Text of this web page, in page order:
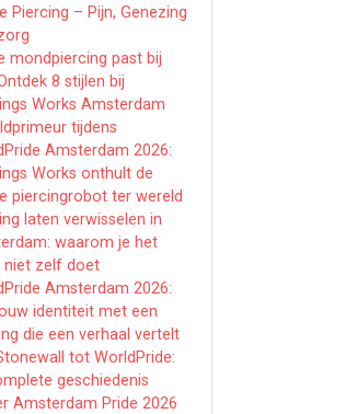
Piercing – Pijn, Genezing
mondpiercing past bij
8 stijlen bij
Works Amsterdam
tijdens
Amsterdam 2026:
Works onthult de
piercingrobot ter wereld
laten verwisselen in
waarom je het
niet zelf doet
Amsterdam 2026:
identiteit met een
die een verhaal vertelt
tot WorldPride:
geschiedenis
Amsterdam Pride 2026